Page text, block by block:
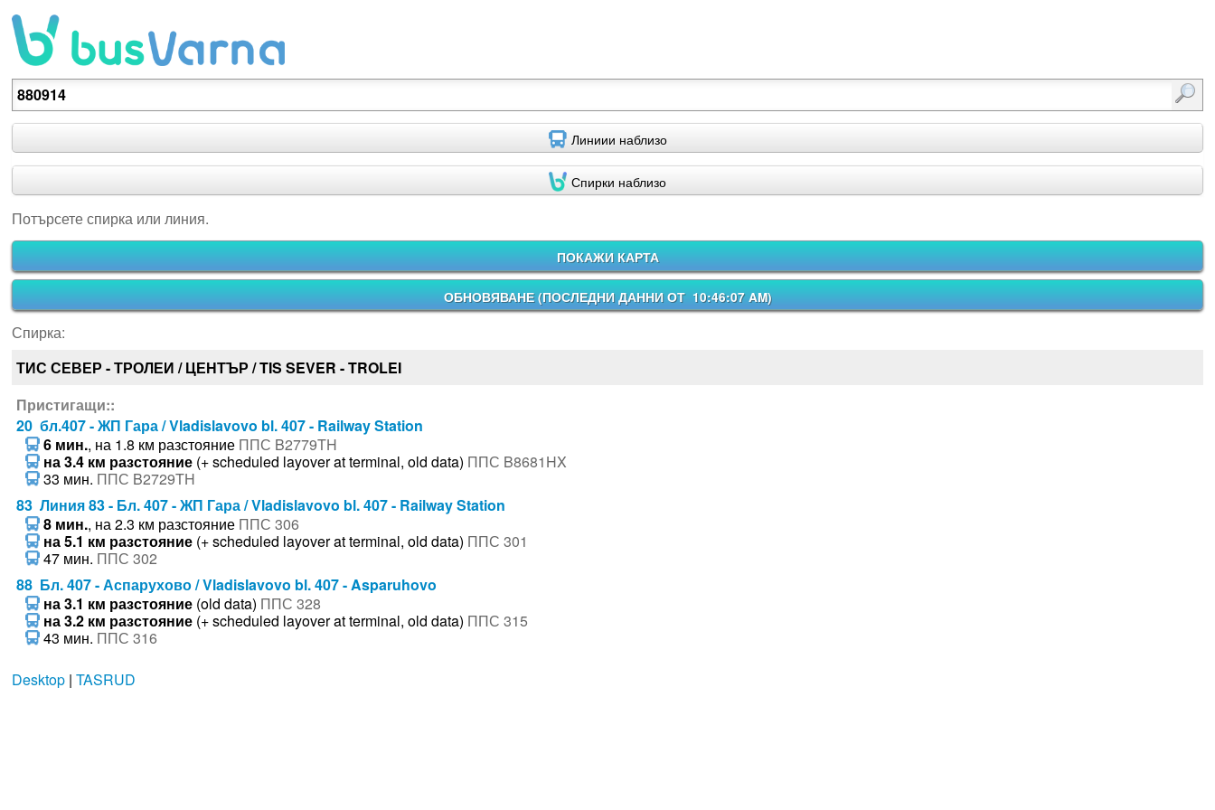
Потърсете спирка или линия.
Линиии наблизо
Спирки наблизо
Потърсете спирка или линия.
ПОКАЖИ КАРТА
ОБНОВЯВАНЕ (ПОСЛЕДНИ ДАННИ ОТ 10:46:07 AM)
Спирка:
ТИС СЕВЕР - ТРОЛЕИ / ЦЕНТЪР / TIS SEVER - TROLEI
Пристигащи::
20 бл.407 - ЖП Гара / Vladislavovo bl. 407 - Railway Station
6 мин., на 1.8 км разстояние ППС B2779TH
на 3.4 км разстояние(+ scheduled layover at terminal, old data) ППС B8681HX
33 мин. ППС B2729TH
83 Линия 83 - Бл. 407 - ЖП Гара / Vladislavovo bl. 407 - Railway Station
8 мин., на 2.3 км разстояние ППС 306
на 5.1 км разстояние(+ scheduled layover at terminal, old data) ППС 301
47 мин. ППС 302
88 Бл. 407 - Аспарухово / Vladislavovo bl. 407 - Asparuhovo
на 3.1 км разстояние(old data) ППС 328
на 3.2 км разстояние(+ scheduled layover at terminal, old data) ППС 315
43 мин. ППС 316
Desktop| TASRUD